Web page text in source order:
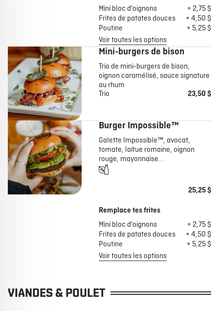
Mini bloc d'oignons
+ 2,75 $
Frites de patates douces
+ 4,50 $
Poutine
+ 5,25 $
Voir toutes les options
Mini-burgers de bison
Trio de mini-burgers de bison,
oignon caramélisé, sauce signature
au rhum
Trio
23,50 $
Burger Impossible™
Galette Impossible™, avocat,
tomate, laitue romaine, oignon
rouge, mayonnaise...
25,25 $
Remplace tes frites
Mini bloc d'oignons
+ 2,75 $
Frites de patates douces
+ 4,50 $
Poutine
+ 5,25 $
Voir toutes les options
VIANDES & POULET